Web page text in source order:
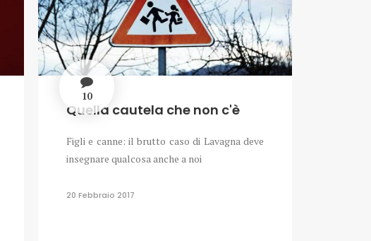
10
Quella cautela che non c'è
Figli e canne: il brutto caso di Lavagna deve
insegnare qualcosa anche a noi
20 Febbraio 2017